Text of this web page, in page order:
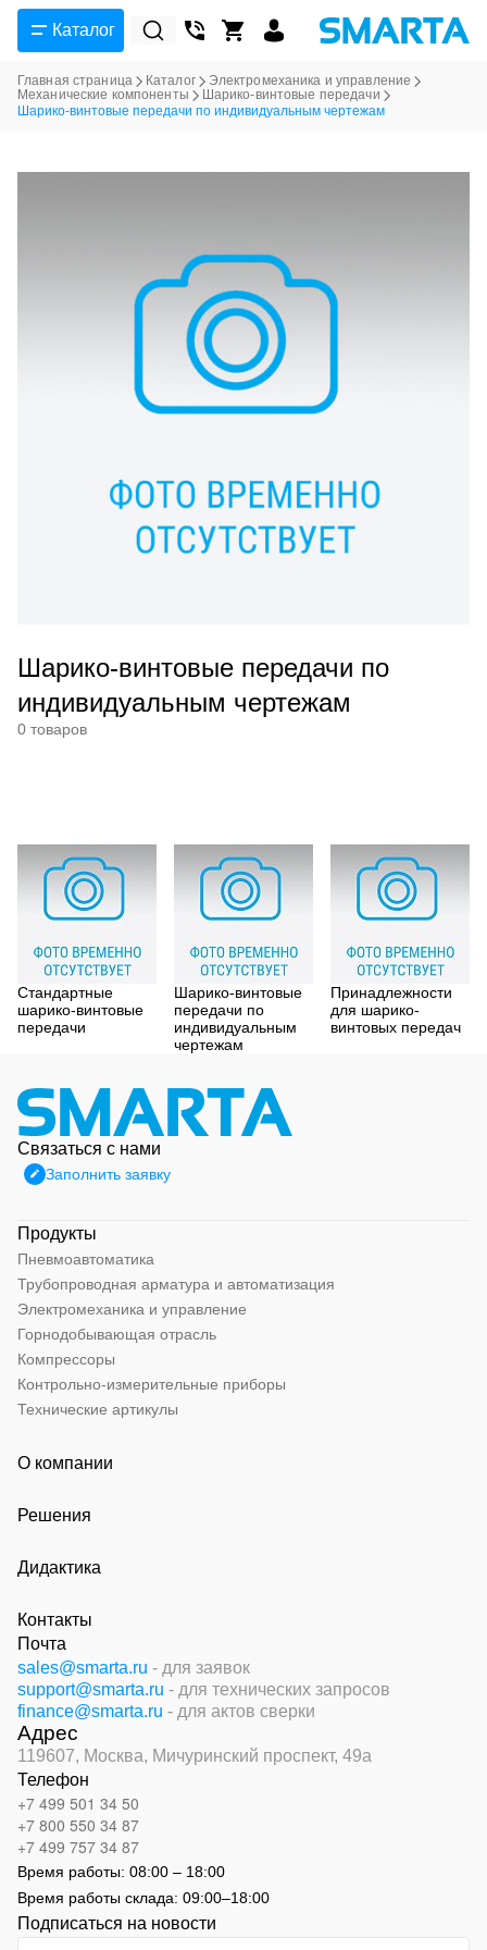
Каталог
Главная страница Каталог
Электромеханика и управление
Механические компоненты
Шарико-винтовые передачи
Шарико-винтовые передачи по индивидуальным чертежам
Шарико-винтовые передачи по
индивидуальным чертежам
0 товаров
Стандартные
шарико-винтовые
передачи
Шарико-винтовые
передачи по
индивидуальным
чертежам
Принадлежности
для шарико-
винтовых передач
Связаться с нами
Заполнить заявку
Продукты
Пневмоавтоматика
Трубопроводная арматура и автоматизация
Электромеханика и управление
Горнодобывающая отрасль
Компрессоры
Контрольно-измерительные приборы
Технические артикулы
О компании
Решения
Дидактика
Контакты
Почта
sales@smarta.ru - для заявок
support@smarta.ru - для технических запросов
finance@smarta.ru - для актов сверки
Адрес
119607, Москва, Мичуринский проспект, 49а
Телефон
+7 499 501 34 50
+7 800 550 34 87
+7 499 757 34 87
Время работы: 08:00 – 18:00
Время работы склада: 09:00–18:00
Подписаться на новости